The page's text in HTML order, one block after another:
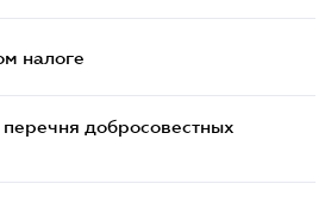
налоге
добросовестных